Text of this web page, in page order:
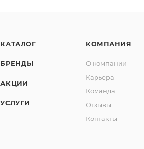
КАТАЛОГ
БРЕНДЫ
АКЦИИ
УСЛУГИ
КОМПАНИЯ
О компании
Карьера
Команда
Отзывы
Контакты